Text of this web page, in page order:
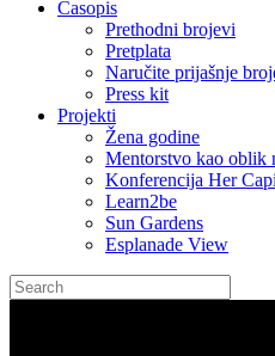
Časopis
Prethodni brojevi
Pretplata
Naručite prijašnje
Press kit
Projekti
Žena godine
Mentorstvo kao oblik
Konferencija Her
Learn2be
Sun Gardens
Esplanade View